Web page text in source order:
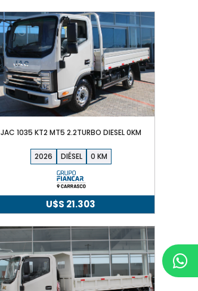
JAC 1035 KT2 MT5 2.2TURBO DIESEL 0KM
2026 DIÉSEL 0
U$S 21.303